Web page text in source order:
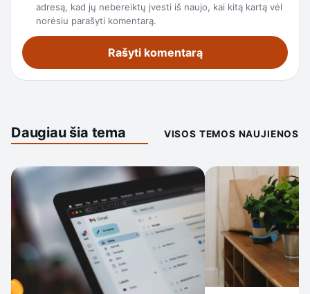
adresą, kad jų nebereiktų įvesti iš naujo, kai kitą kartą vėl
norėsiu parašyti komentarą.
Daugiau šia tema VISOS TEMOS NAUJIENOS